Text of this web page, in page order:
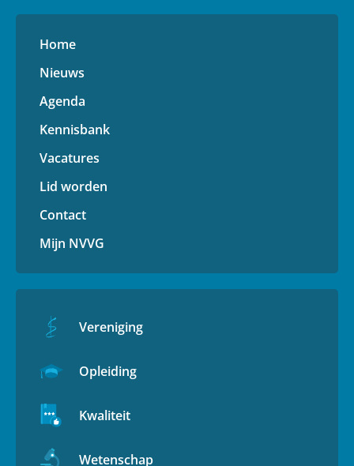
Home
Nieuws
Agenda
Kennisbank
Vacatures
Lid worden
Contact
Mijn NVVG
Vereniging
Opleiding
Kwaliteit
Wetenschap